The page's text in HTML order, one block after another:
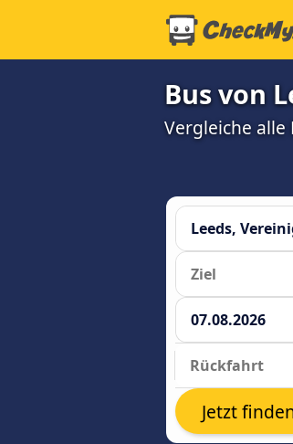
Bus von
Vergleiche
Jetzt